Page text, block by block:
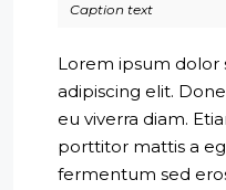
Caption text
Lorem ipsum dolor
adipiscing elit.
eu viverra diam.
porttitor mattis a
fermentum sed